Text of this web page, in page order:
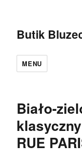
Butik
MENU
Biało-
RUE